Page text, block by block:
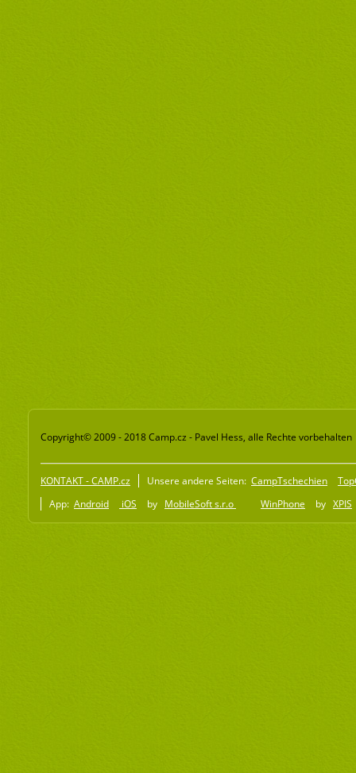
Copyright© 2009 - 2018 Camp.cz - Pavel Hess, alle Rechte vorbehalten
KONTAKT - CAMP.cz Unsere andere Seiten: CampTschechien
App: Android iOS by MobileSoft s.r.o WinPhone by XPIS